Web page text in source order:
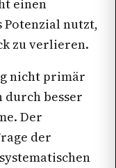
einen
Potenzial nutzt,
zu verlieren.
nicht primär
durch besser
Der
der